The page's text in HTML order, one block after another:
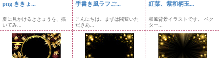
png ききょ...
夏に見かけるききょうを、描
いてみ...
手書き風ラフご...
こんにちは。まずは閲覧いた
だきあ...
紅葉、紫和柄玉...
和風背景イラストです。 ベク
ター...